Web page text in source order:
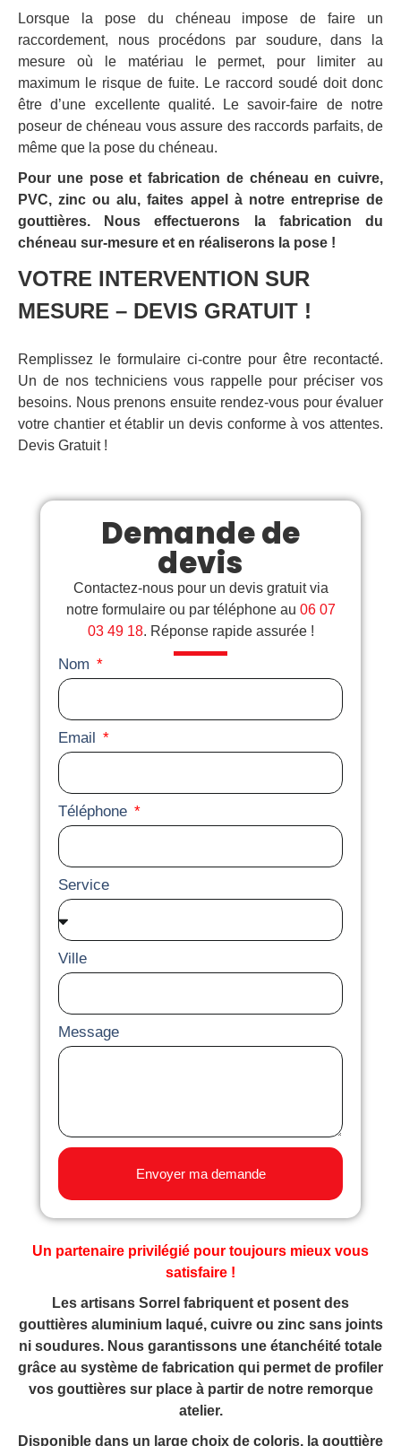
Lorsque la pose du chéneau impose de faire un
raccordement, nous procédons par soudure, dans la
mesure où le matériau le permet, pour limiter au
maximum le risque de fuite. Le raccord soudé doit donc
être d’une excellente qualité. Le savoir-faire de notre
poseur de chéneau vous assure des raccords parfaits, de
même que la pose du chéneau.
Pour une pose et fabrication de chéneau en cuivre,
PVC, zinc ou alu, faites appel à notre entreprise de
gouttières. Nous effectuerons la fabrication du
chéneau sur-mesure et en réaliserons la pose !
VOTRE INTERVENTION SUR
MESURE – DEVIS GRATUIT !
Remplissez le formulaire ci-contre pour être recontacté.
Un de nos techniciens vous rappelle pour préciser vos
besoins. Nous prenons ensuite rendez-vous pour évaluer
votre chantier et établir un devis conforme à vos attentes.
Devis Gratuit !
Demande de
devis
Contactez-nous pour un devis gratuit via
notre formulaire ou par téléphone au 06 07
03 49 18. Réponse rapide assurée !
Nom
Email
Téléphone
Service
Ville
Message
Envoyer ma demande
Un partenaire privilégié pour toujours mieux vous
satisfaire !
Les artisans Sorrel fabriquent et posent des
gouttières aluminium laqué, cuivre ou zinc sans joints
ni soudures. Nous garantissons une étanchéité totale
grâce au système de fabrication qui permet de profiler
vos gouttières sur place à partir de notre remorque
atelier.
Disponible dans un large choix de coloris, la gouttière